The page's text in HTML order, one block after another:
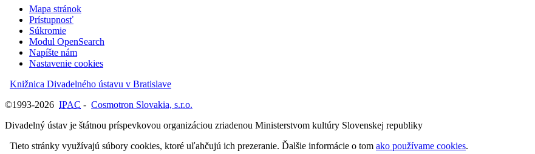
Mapa stránok
Prístupnosť
Súkromie
Modul OpenSearch
Napíšte nám
Nastavenie cookies
Knižnica Divadelného ústavu v Bratislave
©1993-2026 IPAC - Cosmotron Slovakia, s.r.o.
Divadelný ústav je štátnou príspevkovou organizáciou zriadenou Ministerstvom kultúry Slovenskej republiky
Tieto stránky využívajú súbory cookies, ktoré uľahčujú ich prezeranie. Ďalšie informácie o tom ako používame cookies.